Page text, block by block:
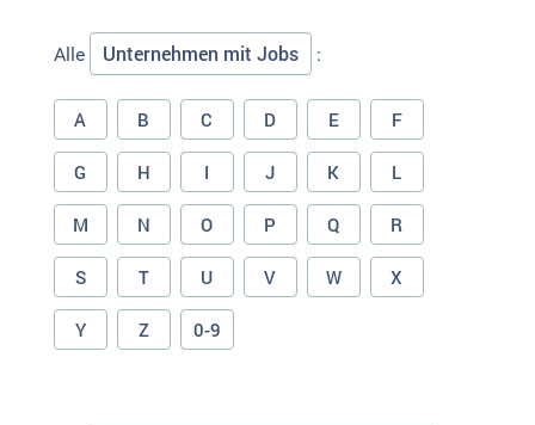
Alle Unternehmen mit Jobs :
A B C D E F
G H I J K L
M N O P Q R
S T U V W X
Y Z 0-9